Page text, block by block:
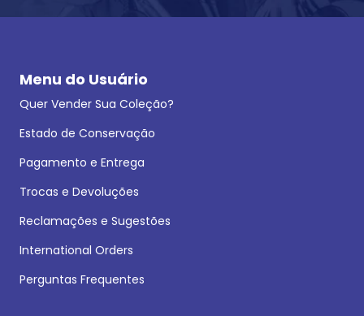
Menu do Usuário
Quer Vender Sua Coleção?
Estado de Conservação
Pagamento e Entrega
Trocas e Devoluções
Reclamações e Sugestões
International Orders
Perguntas Frequentes